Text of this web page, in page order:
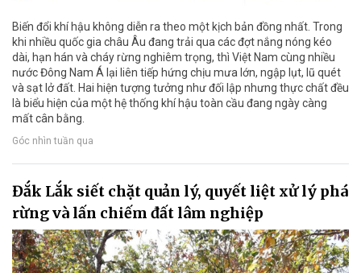
Biến đổi khí hậu không diễn ra theo một kịch bản đồng nhất. Trong
khi nhiều quốc gia châu Âu đang trải qua các đợt nắng nóng kéo
dài, hạn hán và cháy rừng nghiêm trọng, thì Việt Nam cùng nhiều
nước Đông Nam Á lại liên tiếp hứng chịu mưa lớn, ngập lụt, lũ quét
và sạt lở đất. Hai hiện tượng tưởng như đối lập nhưng thực chất đều
là biểu hiện của một hệ thống khí hậu toàn cầu đang ngày càng
mất cân bằng.
Góc nhìn tuần qua
Đắk Lắk siết chặt quản lý, quyết liệt xử lý phá
rừng và lấn chiếm đất lâm nghiệp